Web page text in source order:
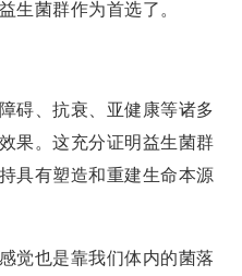
生菌群作为首选了。
碍、抗衰、亚健康等诸多
果。这充分证明益生菌群
具有塑造和重建生命本源
觉也是靠我们体内的菌落